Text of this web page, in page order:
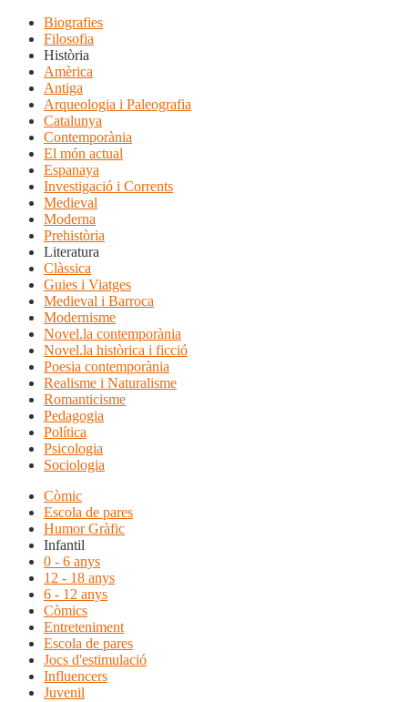
Biografies
Filosofia
Història
Amèrica
Antiga
Arqueologia i Paleografia
Catalunya
Contemporània
El món actual
Espanaya
Investigació i Corrents
Medieval
Moderna
Prehistòria
Literatura
Clàssica
Guies i Viatges
Medieval i Barroca
Modernisme
Novel.la contemporània
Novel.la històrica i ficció
Poesia contemporània
Realisme i Naturalisme
Romanticisme
Pedagogia
Política
Psicologia
Sociologia
Còmic
Escola de pares
Humor Gràfic
Infantil
0 - 6 anys
12 - 18 anys
6 - 12 anys
Còmics
Entreteniment
Escola de pares
Jocs d'estimulació
Influencers
Juvenil